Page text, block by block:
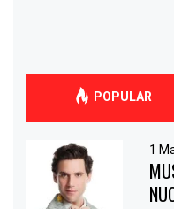
POPULAR
1